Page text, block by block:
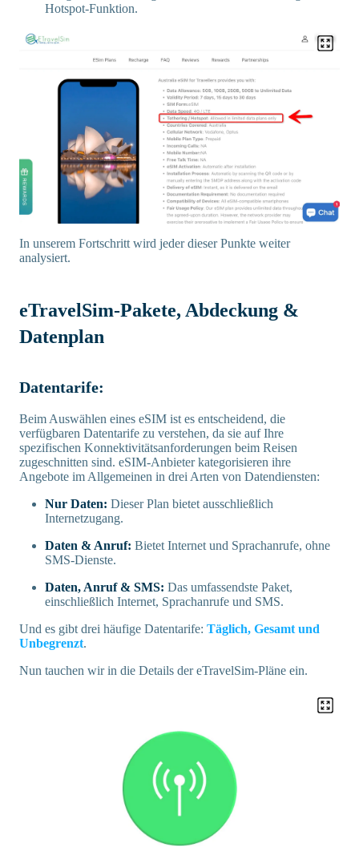
Hotspot-Funktion.
In unserem Fortschritt wird jeder dieser Punkte weiter
analysiert.
eTravelSim-Pakete, Abdeckung &
Datenplan
Datentarife:
Beim Auswählen eines eSIM ist es entscheidend, die
verfügbaren Datentarife zu verstehen, da sie auf Ihre
spezifischen Konnektivitätsanforderungen beim Reisen
zugeschnitten sind. eSIM-Anbieter kategorisieren ihre
Angebote im Allgemeinen in drei Arten von Datendiensten:
Nur Daten: Dieser Plan bietet ausschließlich
Internetzugang.
Daten & Anruf: Bietet Internet und Sprachanrufe, ohne
SMS-Dienste.
Daten, Anruf & SMS: Das umfassendste Paket,
einschließlich Internet, Sprachanrufe und SMS.
Und es gibt drei häufige Datentarife: Täglich, Gesamt und
Unbegrenzt.
Nun tauchen wir in die Details der eTravelSim-Pläne ein.